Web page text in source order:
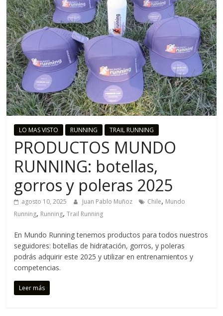
o
R
u
n
n
n
g
LO MAS VISTO RUNNING TRAIL RUNNING
PRODUCTOS MUNDO
RUNNING: botellas,
gorros y poleras 2025
agosto 10, 2025 Juan Pablo Muñoz Chile, Mundo
Running, Running,Trail Running
En Mundo Running tenemos productos para todos nuestros
seguidores: botellas de hidratación, gorros, y poleras
podrás adquirir este 2025 y utilizar en entrenamientos y
competencias.
Leer más